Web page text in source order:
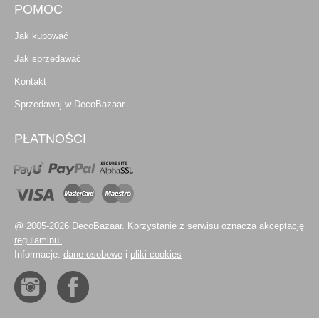
POMOC
Jak kupować
Jak sprzedawać
Kontakt
Sprzedawaj w DecoBazaar
PŁATNOŚCI
@ 2005-2026 DecoBazaar. Korzystanie z serwisu oznacza akceptację
regulaminu.
Informacje: dane osobowe i pliki cookies